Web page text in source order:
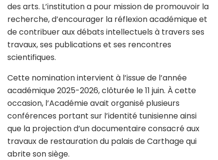
des arts. L’institution a pour mission de promouvoir la
recherche, d’encourager la réflexion académique et
de contribuer aux débats intellectuels à travers ses
travaux, ses publications et ses rencontres
scientifiques.
Cette nomination intervient à l’issue de l’année
académique 2025-2026, clôturée le 11 juin. À cette
occasion, l’Académie avait organisé plusieurs
conférences portant sur l’identité tunisienne ainsi
que la projection d’un documentaire consacré aux
travaux de restauration du palais de Carthage qui
abrite son siège.